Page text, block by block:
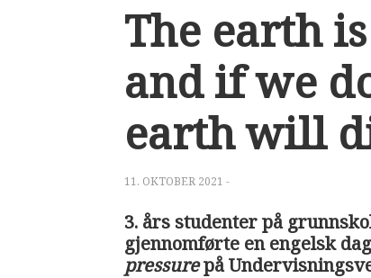
The earth
and if we
earth will
11. OKTOBER 2021 -
3. års studenter på
gjennomførte en engelsk
pressurepå